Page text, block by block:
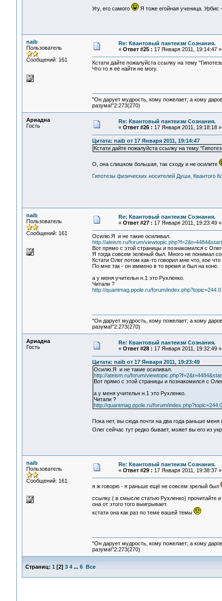
Угу, его самого Я тоже егойная ученица.
naib
Пользователь
Сообщений: 161
Re: Квантовый пантеизм Сознания.
« Ответ #25 : 17 Января 2011, 19:14:47 »
Кстати дайте пожалуйста ссылку на тему
Что то я её найти не могу.
"Он дарует мудрость, кому пожелает; а кому
разума!"2:273(270)
Ариадна
Гость
Re: Квантовый пантеизм Сознания.
« Ответ #26 : 17 Января 2011, 19:18:18 »
Цитата: naib от 17 Января 2011, 19:14:47
Кстати дайте пожалуйста ссылку на тему
О, она слишком большая, так сходу и не осилите
Гипотезы физических носителей Души, Квантого
naib
Пользователь
Сообщений: 161
Re: Квантовый пантеизм Сознания.
« Ответ #27 : 17 Января 2011, 19:23:49 »
Осилю.Я и не такие осиливал.
http://ateism.ru/forum/
Вот прямо с этой страницы и познакомился с
Я тогда совсем зелёный был. Много не понимал
Кстати Олег потом как-то говорил мне что, кое
По мне так - он иммено в то время и был на коне.
а у меня учительн н.1 это Рухленко.
Читали ?
http://quantmag.ppole.ru/forum/index.php?topic=244.0
"Он дарует мудрость, кому пожелает; а кому
разума!"2:273(270)
Ариадна
Гость
Re: Квантовый пантеизм Сознания.
« Ответ #28 : 17 Января 2011, 19:32:49 »
Цитата: naib от 17 Января 2011, 19:23:49
Осилю.Я и не такие осиливал.
http://ateism.ru/forum/
Вот прямо с этой страницы и познакомился с
а у меня учительн н.1 это Рухленко.
Читали ?
http://quantmag.ppole.ru/forum/index.php?topic=244.0
Пока нет, вы сюда почти на два года раньше
Олег сейчас тут редко бывает, может вы его из
naib
Пользователь
Сообщений: 161
Re: Квантовый пантеизм Сознания.
« Ответ #29 : 17 Января 2011, 19:38:37 »
я ж говорю - я раньше ещё не совсем зрелый был
ссылку ( в смысле статью Рухленко) прочитайте
она от этого того выигрывает.
кстати она как раз по теме вашей темы
"Он дарует мудрость, кому пожелает; а кому
разума!"2:273(270)
Страниц: 1 [2] 3 4 ... 6 Все